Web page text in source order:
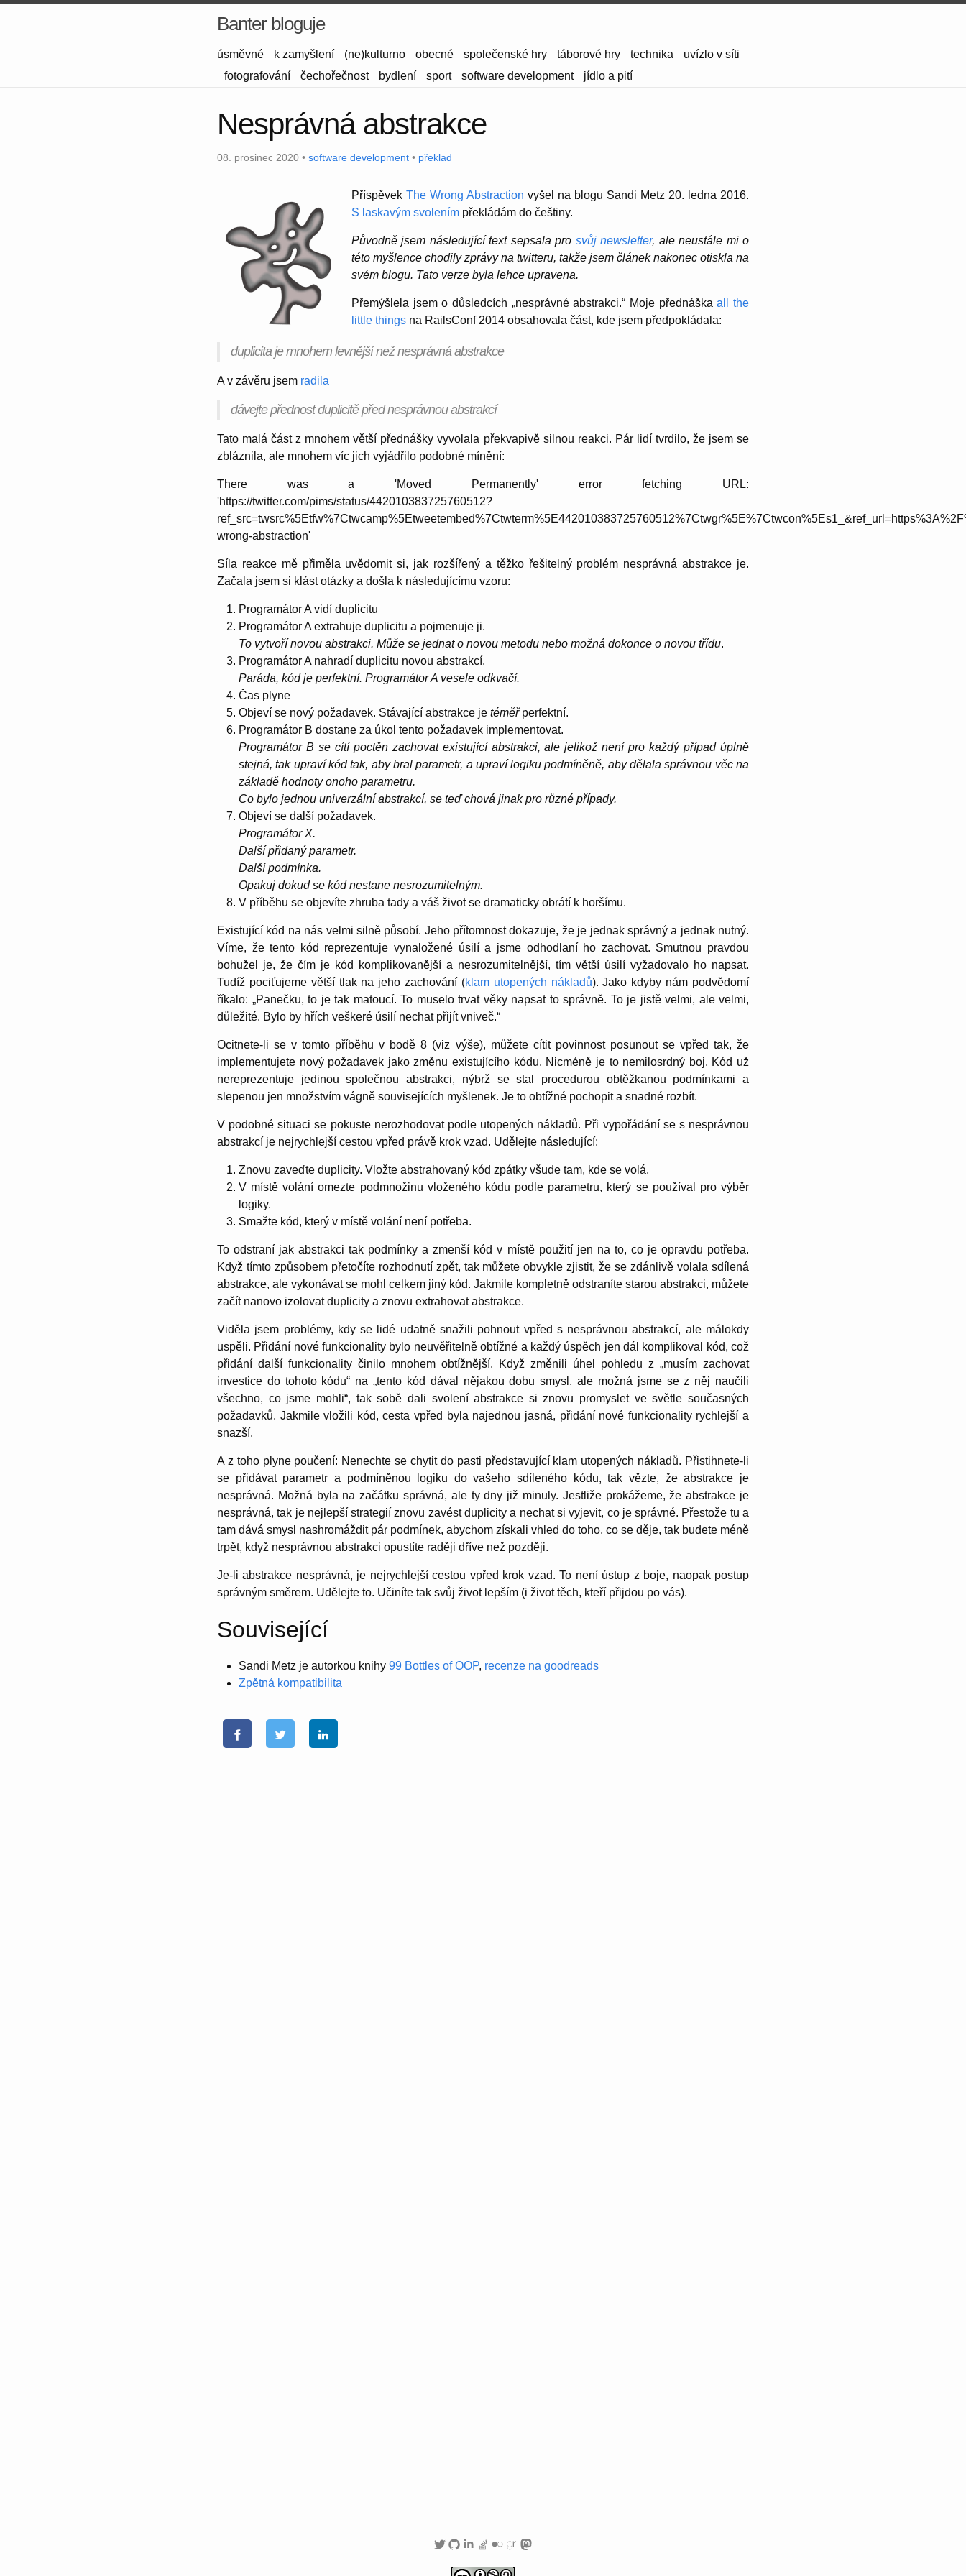
Banter bloguje
úsměvné k zamyšlení (ne)kulturno obecné společenské hry táborové hry technika
uvízlo v síti
fotografování
čechořečnost bydlení sport software development jídlo a pití
Nesprávná abstrakce
08. prosinec 2020 • software development • překlad
Příspěvek The Wrong Abstraction vyšel na blogu Sandi Metz 20. ledna 2016.
S laskavým svolením překládám do češtiny.
Původně jsem následující text sepsala pro svůj newsletter, ale neustále mi o
této myšlence chodily zprávy na twitteru, takže jsem článek nakonec otiskla na
svém blogu. Tato verze byla lehce upravena.
Přemýšlela jsem o důsledcích „nesprávné abstrakci.“ Moje přednáškaall the
little things na RailsConf 2014 obsahovala část, kde jsem předpokládala:
duplicita je mnohem levnější než nesprávná abstrakce
A v závěru jsem radila
dávejte přednost duplicitě před nesprávnou abstrakcí
Tato malá část z mnohem větší přednášky vyvolala překvapivě silnou reakci. Pár lidí tvrdilo, že jsem se
zbláznila, ale mnohem víc jich vyjádřilo podobné mínění:
There was a 'Moved Permanently' error fetching URL:
'https://twitter.com/pims/status/442010383725760512?
wrong-abstraction'
Síla reakce mě přiměla uvědomit si, jak rozšířený a těžko řešitelný problém nesprávná abstrakce je.
Začala jsem si klást otázky a došla k následujícímu vzoru:
Programátor A vidí duplicitu
Programátor A extrahuje duplicitu a pojmenuje ji.
To vytvoří novou abstrakci. Může se jednat o novou metodu nebo možná dokonce o novou třídu.
Programátor A nahradí duplicitu novou abstrakcí.
Paráda, kód je perfektní. Programátor A vesele odkvačí.
Čas plyne
Objeví se nový požadavek. Stávající abstrakce je téměřperfektní.
Programátor B dostane za úkol tento požadavek implementovat.
Programátor B se cítí poctěn zachovat existující abstrakci, ale jelikož není pro každý případ úplně
stejná, tak upraví kód tak, aby bral parametr, a upraví logiku podmíněně, aby dělala správnou věc na
základě hodnoty onoho parametru.
Co bylo jednou univerzální abstrakcí, se teď chová jinak pro různé případy.
Objeví se další požadavek.
Programátor X.
Další přidaný parametr.
Další podmínka.
Opakuj dokud se kód nestane nesrozumitelným.
V příběhu se objevíte zhruba tady a váš život se dramaticky obrátí k horšímu.
Existující kód na nás velmi silně působí. Jeho přítomnost dokazuje, že je jednak správný a jednak nutný.
Víme, že tento kód reprezentuje vynaložené úsilí a jsme odhodlaní ho zachovat. Smutnou pravdou
bohužel je, že čím je kód komplikovanější a nesrozumitelnější, tím větší úsilí vyžadovalo ho napsat.
Tudíž pociťujeme větší tlak na jeho zachování (klam utopených nákladů). Jako kdyby nám podvědomí
říkalo: „Panečku, to je tak matoucí. To muselo trvat věky napsat to správně. To je jistě velmi, ale velmi,
důležité. Bylo by hřích veškeré úsilí nechat přijít vniveč.“
Ocitnete-li se v tomto příběhu v bodě 8 (viz výše), můžete cítit povinnost posunout se vpřed tak, že
implementujete nový požadavek jako změnu existujícího kódu. Nicméně je to nemilosrdný boj. Kód už
nereprezentuje jedinou společnou abstrakci, nýbrž se stal procedurou obtěžkanou podmínkami a
slepenou jen množstvím vágně souvisejících myšlenek. Je to obtížné pochopit a snadné rozbít.
V podobné situaci se pokuste nerozhodovat podle utopených nákladů. Při vypořádání se s nesprávnou
abstrakcí je nejrychlejší cestou vpřed právě krok vzad. Udělejte následující:
Znovu zaveďte duplicity. Vložte abstrahovaný kód zpátky všude tam, kde se volá.
V místě volání omezte podmnožinu vloženého kódu podle parametru, který se používal pro výběr
logiky.
Smažte kód, který v místě volání není potřeba.
To odstraní jak abstrakci tak podmínky a zmenší kód v místě použití jen na to, co je opravdu potřeba.
Když tímto způsobem přetočíte rozhodnutí zpět, tak můžete obvykle zjistit, že se zdánlivě volala sdílená
abstrakce, ale vykonávat se mohl celkem jiný kód. Jakmile kompletně odstraníte starou abstrakci, můžete
začít nanovo izolovat duplicity a znovu extrahovat abstrakce.
Viděla jsem problémy, kdy se lidé udatně snažili pohnout vpřed s nesprávnou abstrakcí, ale málokdy
uspěli. Přidání nové funkcionality bylo neuvěřitelně obtížné a každý úspěch jen dál komplikoval kód, což
přidání další funkcionality činilo mnohem obtížnější. Když změnili úhel pohledu z „musím zachovat
investice do tohoto kódu“ na „tento kód dával nějakou dobu smysl, ale možná jsme se z něj naučili
všechno, co jsme mohli“, tak sobě dali svolení abstrakce si znovu promyslet ve světle současných
požadavků. Jakmile vložili kód, cesta vpřed byla najednou jasná, přidání nové funkcionality rychlejší a
snazší.
A z toho plyne poučení: Nenechte se chytit do pasti představující klam utopených nákladů. Přistihnete-li
se přidávat parametr a podmíněnou logiku do vašeho sdíleného kódu, tak vězte, že abstrakce je
nesprávná. Možná byla na začátku správná, ale ty dny již minuly. Jestliže prokážeme, že abstrakce je
nesprávná, tak je nejlepší strategií znovu zavést duplicity a nechat si vyjevit, co je správné. Přestože tu a
tam dává smysl nashromáždit pár podmínek, abychom získali vhled do toho, co se děje, tak budete méně
trpět, když nesprávnou abstrakci opustíte raději dříve než později.
Je-li abstrakce nesprávná, je nejrychlejší cestou vpřed krok vzad. To není ústup z boje, naopak postup
správným směrem. Udělejte to. Učiníte tak svůj život lepším (i život těch, kteří přijdou po vás).
Související
Sandi Metz je autorkou knihy 99 Bottles of OOP, recenze na goodreads
Zpětná kompatibilita